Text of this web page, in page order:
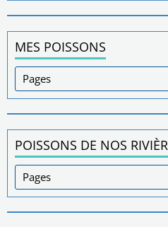
MES POISSONS
POISSONS DE NOS